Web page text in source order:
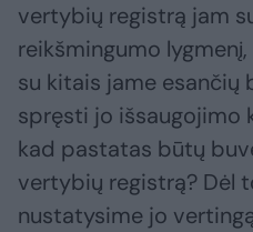
vertybių registrą jam
reikšmingumo
su kitais jame esančių
spręsti jo išsaugojimo
kad pastatas būtų
vertybių registrą? Dėl
nustatysime jo